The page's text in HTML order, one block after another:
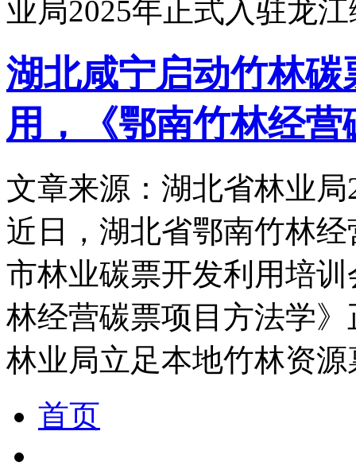
业局2025年正式入驻龙
湖北咸宁启动竹林
用，《鄂南竹林经
文章来源：湖北省林业局
近日，湖北省鄂南竹林
市林业碳票开发利用培
林经营碳票项目方法学
林业局立足本地竹林资源
首页